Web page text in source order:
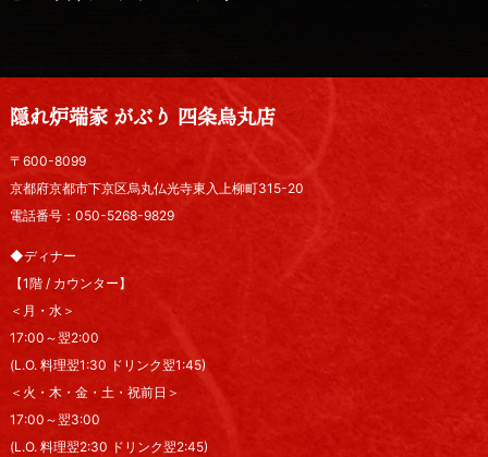
隠れ炉端家 がぶり 四条烏丸店
〒600-8099
京都府京都市下京区烏丸仏光寺東入上柳町315-20
電話番号：050-5268-9829
◆ディナー
【1階 / カウンター】
＜月・水＞
17:00～翌2:00
(L.O. 料理翌1:30 ドリンク翌1:45)
＜火・木・金・土・祝前日＞
17:00～翌3:00
(L.O. 料理翌2:30 ドリンク翌2:45)